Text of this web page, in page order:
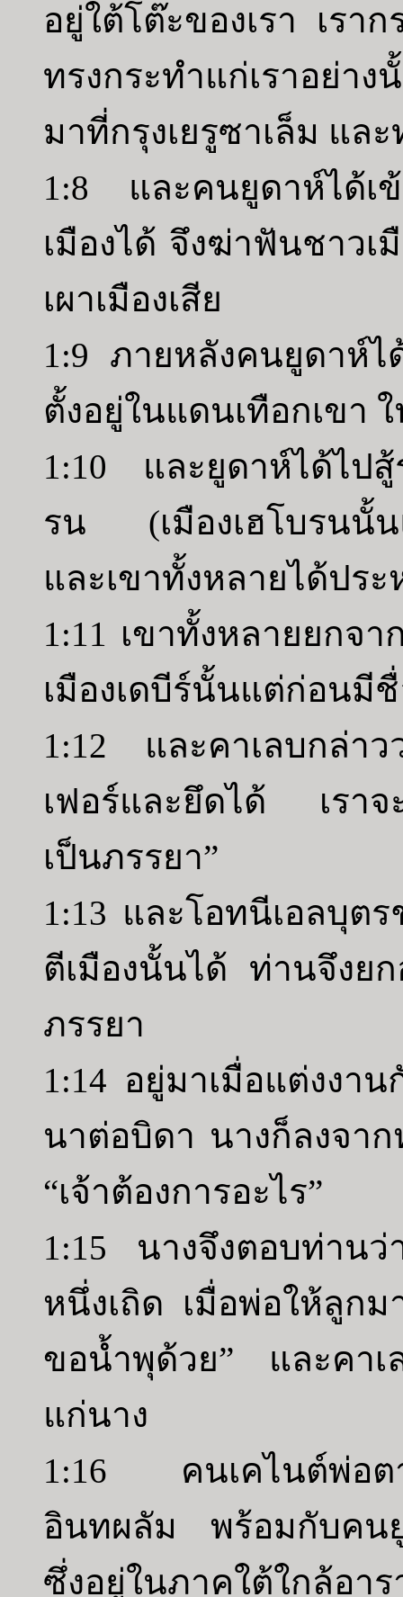
อยู่ใต้โต๊ะของเรา เรา
ทรงกระทำแก่เราอย่า
มาที่กรุงเยรูซาเล็ม แ
1:8 และคนยูดาห์ได้เข้
เมืองได้ จึงฆ่าฟันชาวเ
เผาเมืองเสีย
1:9 ภายหลังคนยูดาห์
ตั้งอยู่ในแดนเทือกเขา
1:10 และยูดาห์ได้ไป
รน (เมืองเฮโบรนนั้น
และเขาทั้งหลายได้ปร
1:11 เขาทั้งหลายยกจ
เมืองเดบีร์นั้นแต่ก่อนมี
1:12 และคาเลบกล่าว
เฟอร์และยึดได้ เราจ
เป็นภรรยา”
1:13 และโอทนีเอลบุต
ตีเมืองนั้นได้ ท่านจึงย
ภรรยา
1:14 อยู่มาเมื่อแต่งงา
นาต่อบิดา นางก็ลงจา
“เจ้าต้องการอะไร”
1:15 นางจึงตอบท่าน
หนึ่งเถิด เมื่อพ่อให้ลูก
ขอน้ำพุด้วย” และคาเ
แก่นาง
1:16 คนเคไนต์พ่อตา
อินทผลัม พร้อมกับคน
ซึ่งอยู่ในภาคใต้ใกล้อา